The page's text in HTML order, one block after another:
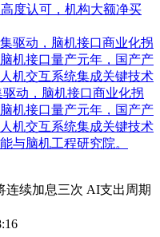
度认可，机构大额净买
驱动，脑机接口商业化拐
机接口量产元年，国产产
机交互系统集成关键技术
动，脑机接口商业化拐
机接口量产元年，国产产
机交互系统集成关键技术
与脑机工程研究院。
连续加息三次 AI支出周期